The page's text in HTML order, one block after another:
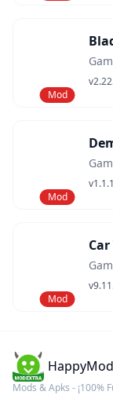
Mod
Mod
Mod
Mods & Apks - ¡100%